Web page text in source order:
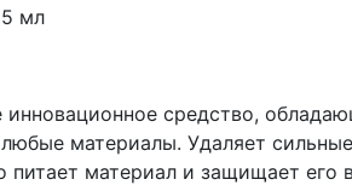
мл
инновационное средство,
материалы. Удаляет
питает материал и защищает его